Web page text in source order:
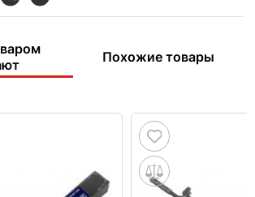
Похожие товары